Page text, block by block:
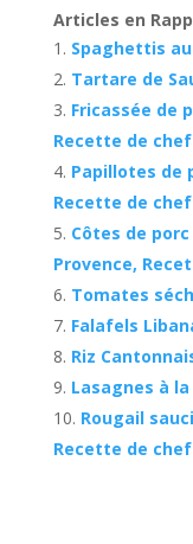
Articles en
Spaghettis
Tartare de
Fricassée de
Recette de chef
Papillotes de
Recette de chef
Côtes de
Provence,
Tomates
Falafels
Riz
Lasagnes à
Rougail
Recette de chef